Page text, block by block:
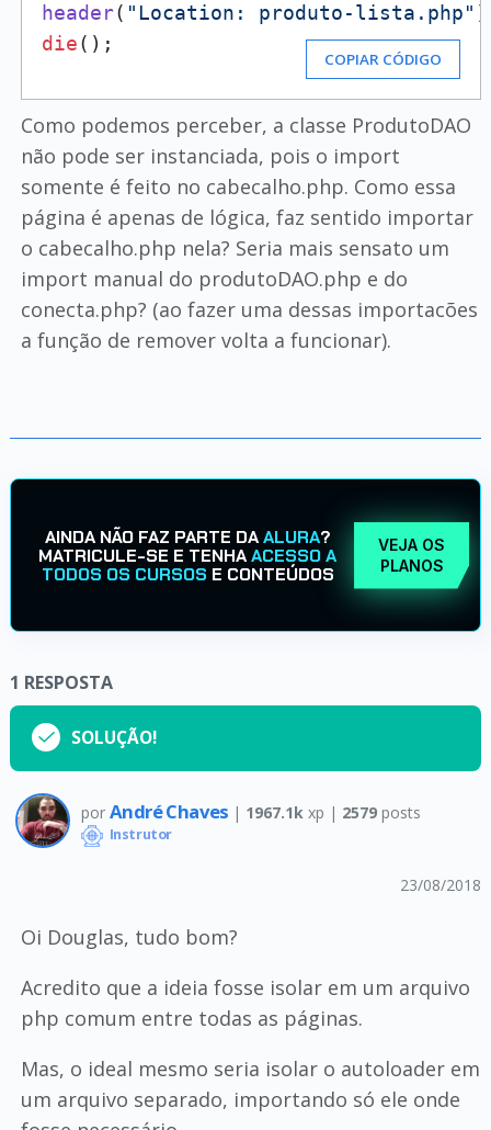
header( "Location: produto-lista.php"
die();
COPIAR CÓDIGO
Como podemos perceber, a classe ProdutoDAO
não pode ser instanciada, pois o import
somente é feito no cabecalho.php. Como essa
página é apenas de lógica, faz sentido importar
o cabecalho.php nela? Seria mais sensato um
import manual do produtoDAO.php e do
conecta.php? (ao fazer uma dessas importacões
a função de remover volta a funcionar).
AINDA NÃO FAZ PARTE DAALURA?
MATRICULE-SE E TENHAACESSO A
TODOS OS CURSOS E CONTEÚDOS
VEJA OS
PLANOS
1 RESPOSTA
SOLUÇÃO!
por André Chaves | 1967.1k xp | 2579 posts
Instrutor
23/08/2018
Oi Douglas, tudo bom?
Acredito que a ideia fosse isolar em um arquivo
php comum entre todas as páginas.
Mas, o ideal mesmo seria isolar o autoloader em
um arquivo separado, importando só ele onde